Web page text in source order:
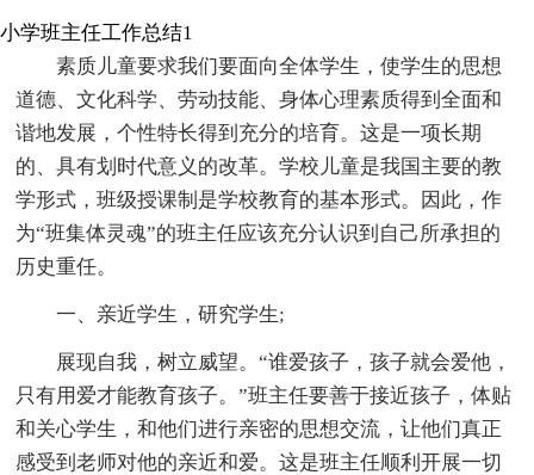
小学班主任工作总结1
素质儿童要求我们要面向全体学生，使学生的思想
道德、文化科学、劳动技能、身体心理素质得到全面和
谐地发展，个性特长得到充分的培育。这是一项长期
的、具有划时代意义的改革。学校儿童是我国主要的教
学形式，班级授课制是学校教育的基本形式。因此，作
为“班集体灵魂”的班主任应该充分认识到自己所承担的
历史重任。
一、亲近学生，研究学生;
展现自我，树立威望。“谁爱孩子，孩子就会爱他，
只有用爱才能教育孩子。”班主任要善于接近孩子，体贴
和关心学生，和他们进行亲密的思想交流，让他们真正
感受到老师对他的亲近和爱。这是班主任顺利开展一切